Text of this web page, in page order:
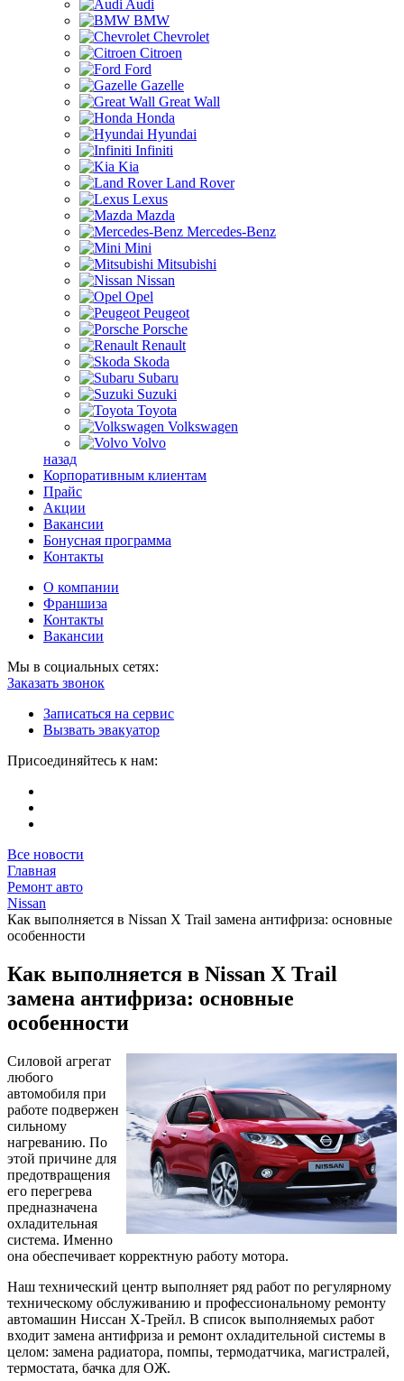
Audi
BMW
Chevrolet
Citroen
Ford
Gazelle
Great Wall
Honda
Hyundai
Infiniti
Kia
Land Rover
Lexus
Mazda
Mercedes-Benz
Mini
Mitsubishi
Nissan
Opel
Peugeot
Porsche
Renault
Skoda
Subaru
Suzuki
Toyota
Volkswagen
Volvo
назад
Корпоративным клиентам
Прайс
Акции
Вакансии
Бонусная программа
Контакты
О компании
Франшиза
Контакты
Вакансии
Мы в социальных сетях:
Заказать звонок
Записаться на сервис
Вызвать эвакуатор
Присоединяйтесь к нам:
Все новости
Главная
Ремонт авто
Nissan
Как выполняется в Nissan X Trail замена антифриза: основные
особенности
Как выполняется в Nissan X Trail
замена антифриза: основные
особенности
Силовой агрегат
любого
автомобиля при
работе подвержен
сильному
нагреванию. По
этой причине для
предотвращения
его перегрева
предназначена
охладительная
система. Именно
она обеспечивает корректную работу мотора.
Наш технический центр выполняет ряд работ по регулярному
техническому обслуживанию и профессиональному ремонту
автомашин Ниссан Х-Трейл. В список выполняемых работ
входит замена антифриза и ремонт охладительной системы в
целом: замена радиатора, помпы, термодатчика, магистралей,
термостата, бачка для ОЖ.